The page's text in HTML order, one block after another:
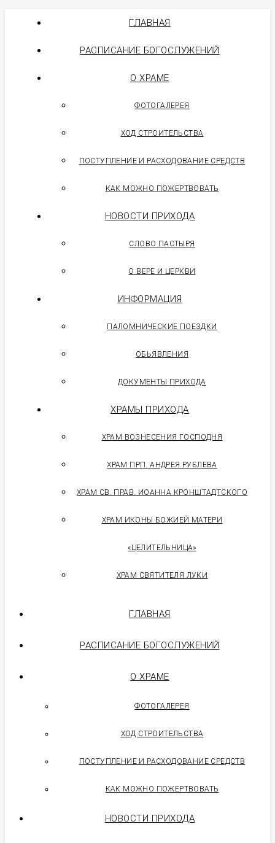
ГЛАВНАЯ
РАСПИСАНИЕ БОГОСЛУЖЕНИЙ
О ХРАМЕ
ФОТОГАЛЕРЕЯ
ХОД СТРОИТЕЛЬСТВА
ПОСТУПЛЕНИЕ И РАСХОДОВАНИЕ СРЕДСТВ
КАК МОЖНО ПОЖЕРТВОВАТЬ
НОВОСТИ ПРИХОДА
СЛОВО ПАСТЫРЯ
О ВЕРЕ И ЦЕРКВИ
ИНФОРМАЦИЯ
ПАЛОМНИЧЕСКИЕ ПОЕЗДКИ
ОБЬЯВЛЕНИЯ
ДОКУМЕНТЫ ПРИХОДА
ХРАМЫ ПРИХОДА
ХРАМ ВОЗНЕСЕНИЯ ГОСПОДНЯ
ХРАМ ПРП. АНДРЕЯ РУБЛЕВА
ХРАМ СВ. ПРАВ. ИОАННА КРОНШТАДТСКОГО
ХРАМ ИКОНЫ БОЖИЕЙ МАТЕРИ
«ЦЕЛИТЕЛЬНИЦА»
ХРАМ СВЯТИТЕЛЯ ЛУКИ
ГЛАВНАЯ
РАСПИСАНИЕ БОГОСЛУЖЕНИЙ
О ХРАМЕ
ФОТОГАЛЕРЕЯ
ХОД СТРОИТЕЛЬСТВА
ПОСТУПЛЕНИЕ И РАСХОДОВАНИЕ СРЕДСТВ
КАК МОЖНО ПОЖЕРТВОВАТЬ
НОВОСТИ ПРИХОДА